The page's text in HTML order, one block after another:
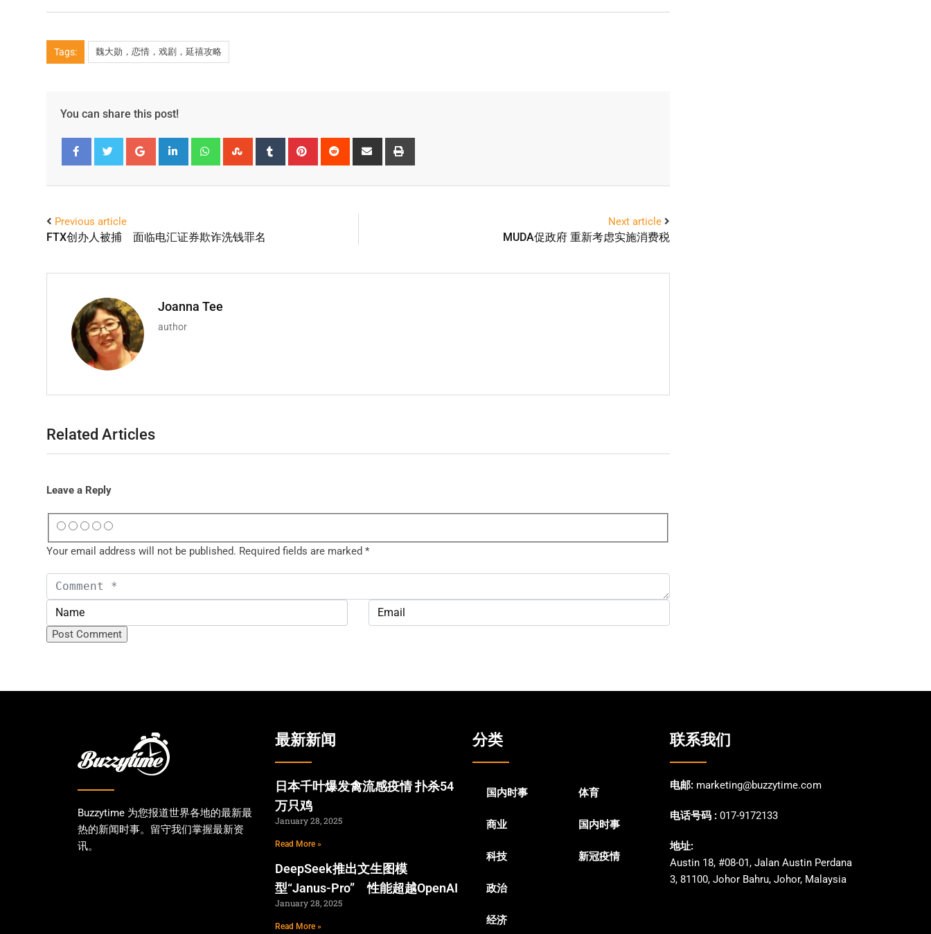
Tags: 魏大勋，恋情，戏剧，延禧攻略
You can share this post!
Previous article
FTX创办人被捕 面临电汇证券欺诈洗钱罪名
Next article
MUDA促政府 重新考虑实施消费税
Joanna Tee
author
Related Articles
Leave a Reply
Your email address will not be published. Required fields are marked *
Buzzytime 为您报道世界各地的最新最
热的新闻时事。留守我们掌握最新资
讯。
最新新闻
日本千叶爆发禽流感疫情 扑杀54
万只鸡
January 28, 2025
Read More »
DeepSeek推出文生图模
型“Janus-Pro” 性能超越OpenAI
January 28, 2025
Read More »
分类
国内时事
商业
科技
政治
经济
体育
国内时事
新冠疫情
联系我们
电邮: marketing@buzzytime.com
电话号码 : 017-9172133
地址:
Austin 18, #08-01, Jalan Austin Perdana
3, 81100, Johor Bahru, Johor, Malaysia